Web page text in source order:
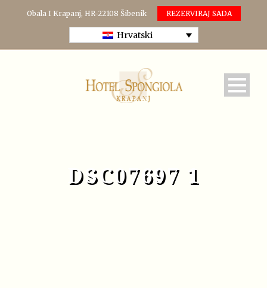
Obala I Krapanj, HR-22108 Šibenik REZERVIRAJ SADA
Hrvatski
DSC07697 1